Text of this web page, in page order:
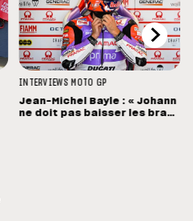
INTERVIEWS MOTO GP
Jean-Michel Bayle : « Johann
ne doit pas baisser les bras